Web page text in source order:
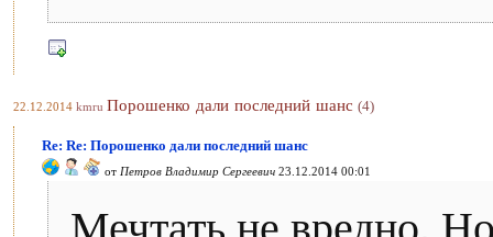
22.12.2014 kmru Порошенко дали последний шанс (4)
Re: Re: Порошенко дали последний шанс
от Петров Владимир Сергеевич 23.12.2014 00:01